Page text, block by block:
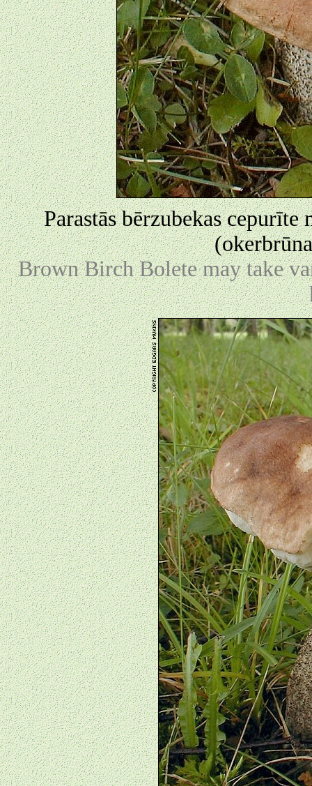
Parastās bērzubekas cepurīte
Brown Birch Bolete may take